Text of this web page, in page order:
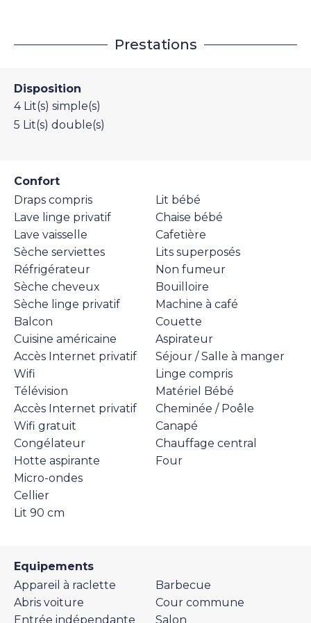
Prestations
Disposition
4 Lit(s) simple(s)
5 Lit(s) double(s)
Confort
Draps compris
Lave linge privatif
Lave vaisselle
Sèche serviettes
Réfrigérateur
Sèche cheveux
Sèche linge privatif
Balcon
Cuisine américaine
Accès Internet privatif
Wifi
Télévision
Accès Internet privatif
Wifi gratuit
Congélateur
Hotte aspirante
Micro-ondes
Cellier
Lit 90 cm
Lit bébé
Chaise bébé
Cafetière
Lits superposés
Non fumeur
Bouilloire
Machine à café
Couette
Aspirateur
Séjour / Salle à manger
Linge compris
Matériel Bébé
Cheminée / Poêle
Canapé
Chauffage central
Four
Equipements
Appareil à raclette
Abris voiture
Entrée indépendante
Barbecue
Cour commune
Salon